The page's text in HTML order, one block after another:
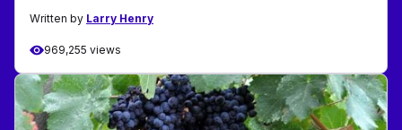
Written by Larry Henry
969,255 views